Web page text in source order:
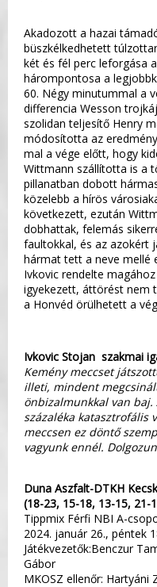
Akadozott a hazai
büszkélkedhetett
két és fél perc leforgása
hárompontosa a
60. Négy minutummal a
differencia Wesson
szolidan teljesítő Henry
módosította az
mal a vége előtt, hogy
Wittmann szállította is a
pillanatban dobott
közelebb a hírös
következett, ezután
dobhattak, felemás
faultokkal, és az azokért
hármat tett a neve mellé
Ivkovic rendelte
igyekezett, áttörést nem
a Honvéd örülhetett a
Ivkovic Stojan szakmai
Kemény meccset
illeti, mindent
önbizalmunkkal van
százaléka katasztrofális
meccsen ez döntő
vagyunk ennél.
Duna Aszfalt-DTKH
(18-23, 15-18, 13-15, 21-
Tippmix Férfi NBI A-
2024. január 26., péntek
Játékvezetők:Benczur
Gábor
MKOSZ ellenőr: Hartyáni